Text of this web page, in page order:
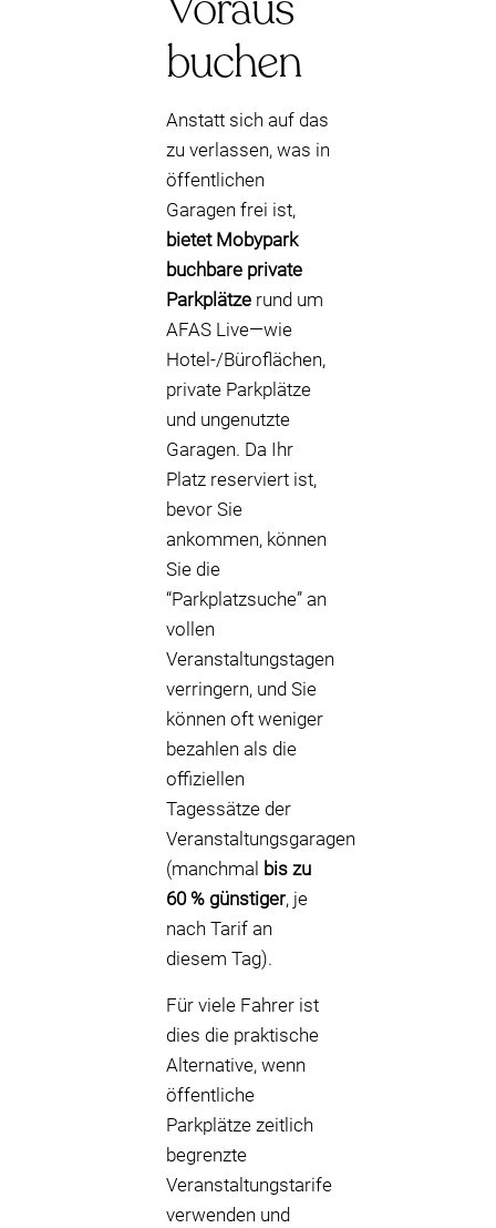
buchen
Anstatt sich auf das
zu verlassen, was in
öffentlichen
Garagen frei ist,
bietet Mobypark
buchbare private
Parkplätze rund um
AFAS Live—wie
Hotel-/Büroflächen,
private Parkplätze
und ungenutzte
Garagen. Da Ihr
Platz reserviert ist,
bevor Sie
ankommen, können
Sie die
“Parkplatzsuche” an
vollen
Veranstaltungstagen
verringern, und Sie
können oft weniger
bezahlen als die
offiziellen
Tagessätze der
Veranstaltungsgaragen
(manchmal bis zu
60 % günstiger, je
nach Tarif an
diesem Tag).
Für viele Fahrer ist
dies die praktische
Alternative, wenn
öffentliche
Parkplätze zeitlich
begrenzte
Veranstaltungstarife
verwenden und